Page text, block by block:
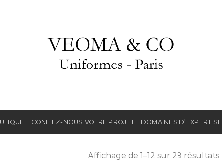
CONFIEZ-NOUS VOTRE PROJET DOMAINES D’EXPERTISE
Affichage de 1–12 sur 29 résultats